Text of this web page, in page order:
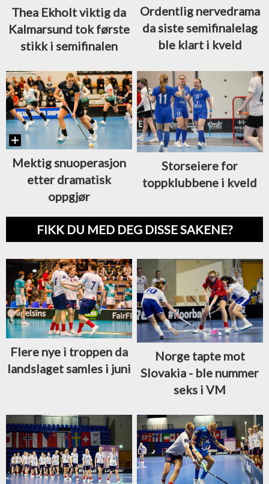
Thea Ekholt viktig da
Kalmarsund tok første
stikk i semifinalen
Ordentlig nervedrama
da siste semifinalelag
ble klart i kveld
Mektig snuoperasjon
etter dramatisk
oppgjør
Storseiere for
toppklubbene i kveld
FIKK DU MED DEG DISSE SAKENE?
Flere nye i troppen da
landslaget samles i juni
Norge tapte mot
Slovakia - ble nummer
seks i VM